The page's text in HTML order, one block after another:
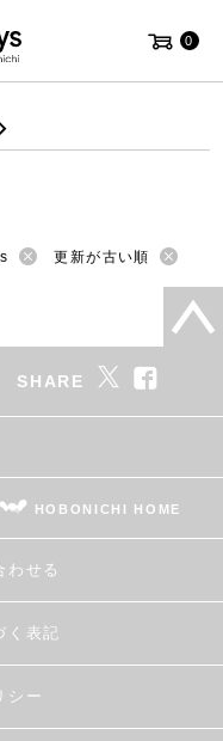
0
更新が古い順
SHARE
HOBONICHI HOME
わせる
く表記
シー